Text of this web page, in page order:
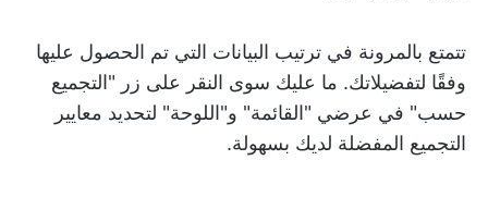
تتمتع بالمرونة في ترتيب البيانات التي تم الحصول عليها
وفقًا لتفضيلاتك. ما عليك سوى النقر على زر "التجميع
حسب" في عرضي "القائمة" و"اللوحة" لتحديد معايير
التجميع المفضلة لديك بسهولة.